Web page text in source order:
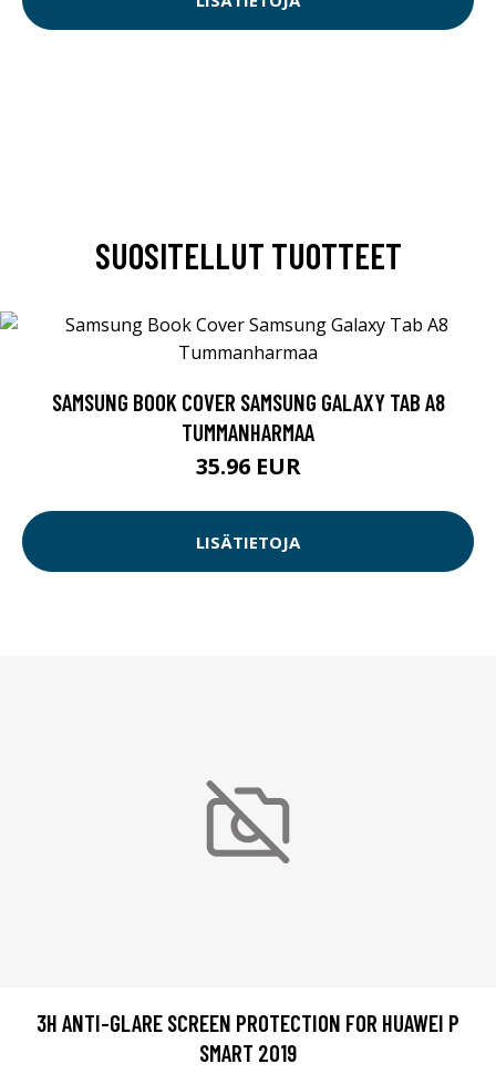
SUOSITELLUT TUOTTEET
SAMSUNG BOOK COVER SAMSUNG GALAXY TAB A8
TUMMANHARMAA
35.96 EUR
LISÄTIETOJA
3H ANTI-GLARE SCREEN PROTECTION FOR HUAWEI P
SMART 2019